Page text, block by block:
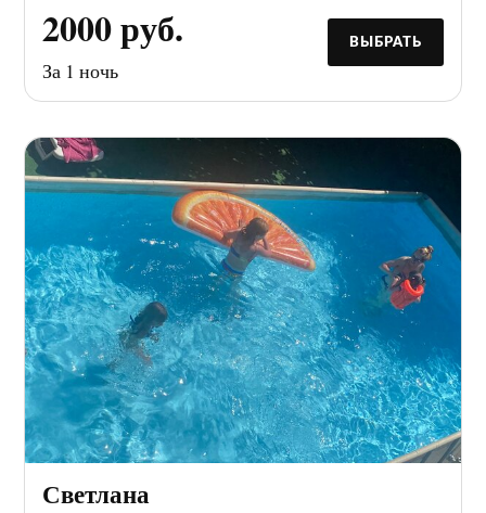
2000 руб.
За 1 ночь
ВЫБРАТЬ
Светлана